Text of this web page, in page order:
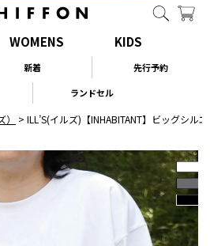
WOMENS KIDS
新着
先行予約
ランドセル
ILL’S(イルズ)【INHABITANT】ビッグシ